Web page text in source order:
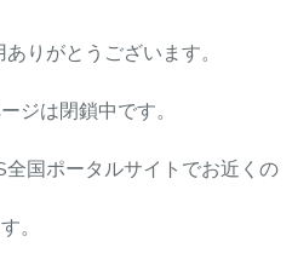
りがとうございます。
ジは閉鎖中です。
国ポータルサイトでお近くの
。